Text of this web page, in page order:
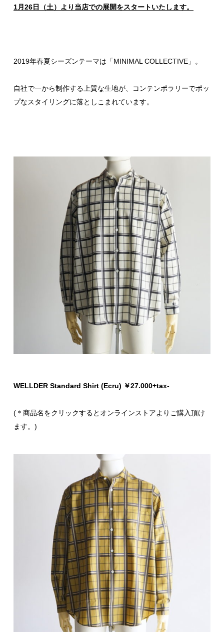
1月26日（土）より当店での展開をスタートいたします。
2019年春夏シーズンテーマは「MINIMAL COLLECTIVE」。
自社で一から制作する上質な生地が、コンテンポラリーでポッ
プなスタイリングに落としこまれています。
WELLDER Standard Shirt (Ecru) ￥27.000+tax-
(＊商品名をクリックするとオンラインストアよりご購入頂け
ます。)